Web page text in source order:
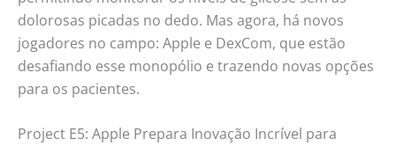
dolorosas picadas no dedo. Mas agora, há novos
jogadores no campo: Apple e DexCom, que estão
desafiando esse monopólio e trazendo novas opções
para os pacientes.
Project E5: Apple Prepara Inovação Incrível para